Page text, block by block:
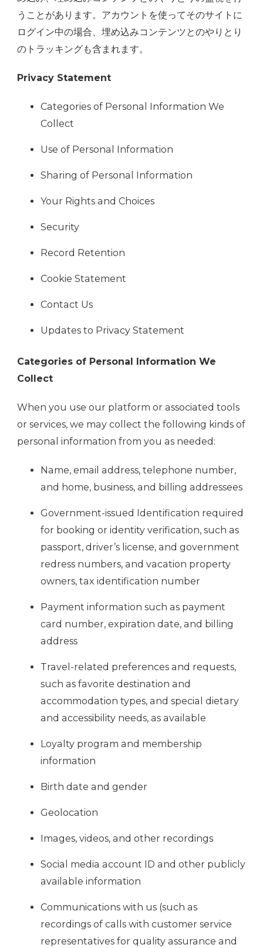
うことがあります。アカウントを使ってそのサイトに
ログイン中の場合、埋め込みコンテンツとのやりとり
のトラッキングも含まれます。
Privacy Statement
Categories of Personal Information We
Collect
Use of Personal Information
Sharing of Personal Information
Your Rights and Choices
Security
Record Retention
Cookie Statement
Contact Us
Updates to Privacy Statement
Categories of Personal Information We
Collect
When you use our platform or associated tools
or services, we may collect the following kinds of
personal information from you as needed:
Name, email address, telephone number,
and home, business, and billing addressees
Government-issued Identification required
for booking or identity verification, such as
passport, driver’s license, and government
redress numbers, and vacation property
owners, tax identification number
Payment information such as payment
card number, expiration date, and billing
address
Travel-related preferences and requests,
such as favorite destination and
accommodation types, and special dietary
and accessibility needs, as available
Loyalty program and membership
information
Birth date and gender
Geolocation
Images, videos, and other recordings
Social media account ID and other publicly
available information
Communications with us (such as
recordings of calls with customer service
representatives for quality assurance and